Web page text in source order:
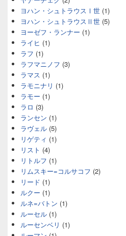
ヨハン・シュトラウスⅠ世 (1)
ヨハン・シュトラウスⅡ世 (5)
ヨーゼフ・ランナー (1)
ライヒ (1)
ラフ (1)
ラフマニノフ (3)
ラマス (1)
ラモニナリ (1)
ラモー (1)
ラロ (3)
ランセン (1)
ラヴェル (5)
リゲティ (1)
リスト (4)
リトルフ (1)
リムスキー=コルサコフ (2)
リード (1)
ルクー (1)
ルネ=バトン (1)
ルーセル (1)
ルーセンベリ (1)